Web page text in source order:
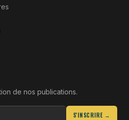
de nos publications.
S'INSCRIRE →